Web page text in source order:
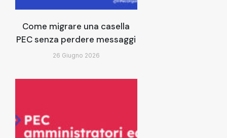
Come migrare una casella
PEC senza perdere messaggi
26 Giugno 2026